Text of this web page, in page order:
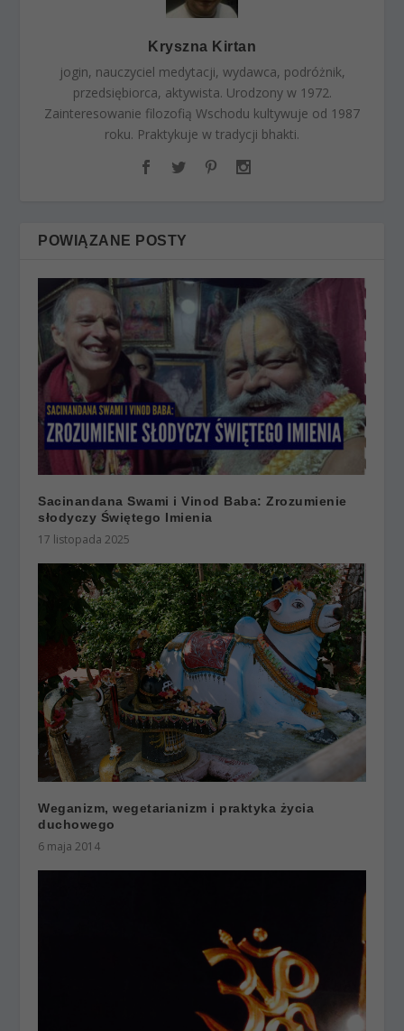
Kryszna Kirtan
jogin, nauczyciel medytacji, wydawca, podróżnik,
przedsiębiorca, aktywista. Urodzony w 1972.
Zainteresowanie filozofią Wschodu kultywuje od 1987
roku. Praktykuje w tradycji bhakti.
POWIĄZANE POSTY
Sacinandana Swami i Vinod Baba: Zrozumienie
słodyczy Świętego Imienia
17 listopada 2025
Weganizm, wegetarianizm i praktyka życia
duchowego
6 maja 2014